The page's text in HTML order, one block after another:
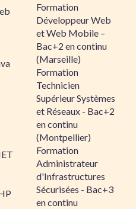
Formation
Développeur Web
et Web Mobile –
Bac+2 en continu
(Marseille)
Formation
Technicien
Supérieur Systèmes
et Réseaux - Bac+2
en continu
(Montpellier)
Formation
Administrateur
d'Infrastructures
Sécurisées - Bac+3
en continu